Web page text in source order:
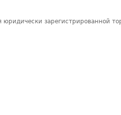
юридически зарегистрированной